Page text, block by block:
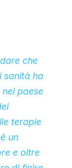
che
sanità ha
paese
terapie
un
e oltre